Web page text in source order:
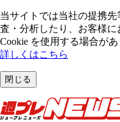
当サイトでは当社の提携
査・分析したり、お客様
Cookie を使⽤する場合があ
詳しくはこちら
閉じる